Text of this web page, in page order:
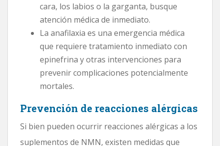
cara, los labios o la garganta, busque
atención médica de inmediato.
La anafilaxia es una emergencia médica
que requiere tratamiento inmediato con
epinefrina y otras intervenciones para
prevenir complicaciones potencialmente
mortales.
Prevención de reacciones alérgicas
Si bien pueden ocurrir reacciones alérgicas a los
suplementos de NMN, existen medidas que